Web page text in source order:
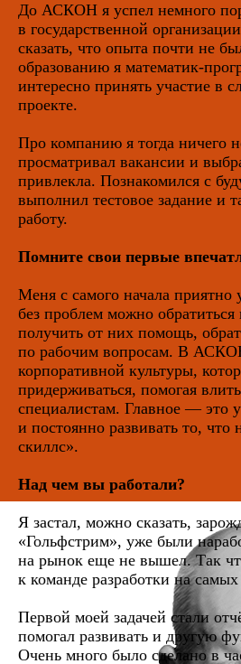
До АСКОН я успел немного
в государственной
сказать, что опыта почти не
образованию я математик-
интересно принять участие в
проекте.
Про компанию я тогда ничего
просматривал вакансии и
привлекла. Познакомился с
выполнил тестовое задание и
работу.
Помните свои первые
Меня с самого начала приятно
без проблем можно
получить от них помощь,
по рабочим вопросам. В
корпоративной культуры,
придерживаться, помогая
специалистам. Главное — это
и постоянно развивать то, что
скиллс».
Над чем вы работали?
Я застал, можно сказать,
«Гольфстрим», уже были
на рынок еще не вышел. Так
к команде разработки на
Первой моей задачей стали
помогал развивать и другую
Очень много было сделано в